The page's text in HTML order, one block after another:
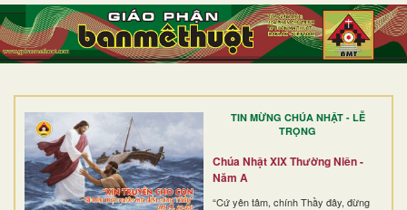
TIN MỪNG CHÚA NHẬT - LỄ
TRỌNG
Chúa Nhật XIX Thường Niên -
Năm A
“Cứ yên tâm, chính Thầy đây, đừng
TRANG NHẤT
GIỚI THIỆU
DÒNG TU
BAN MỤC VỤ
ĐOÀN THỂ CG